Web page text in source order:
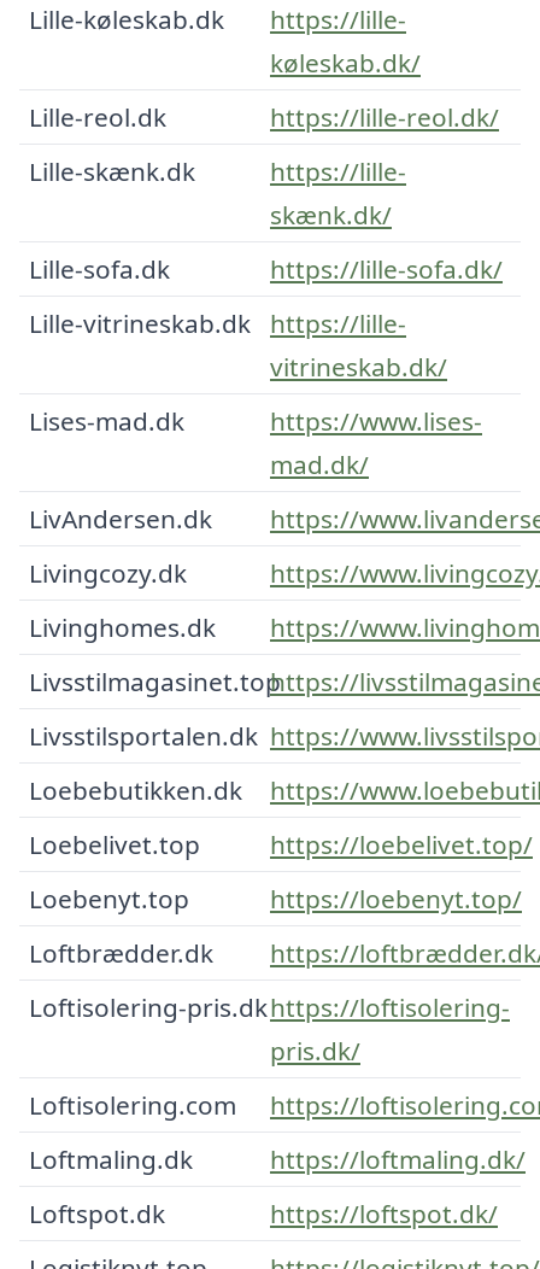
Lille-køleskab.dk
https://lille-
køleskab.dk/
Lille-reol.dk
https://lille-reol.dk/
Lille-skænk.dk
https://lille-
skænk.dk/
Lille-sofa.dk
https://lille-sofa.dk/
Lille-vitrineskab.dk
https://lille-
vitrineskab.dk/
Lises-mad.dk
https://www.lises-
mad.dk/
LivAndersen.dk
https://
Livingcozy.dk
https://
Livinghomes.dk
https://
Livsstilmagasinet.tophttps://
Livsstilsportalen.dk https://
Loebebutikken.dk
https://
Loebelivet.top
https://loebelivet.top/
Loebenyt.top
https://loebenyt.top/
Loftbrædder.dk
https://
Loftisolering-pris.dkhttps://loftisolering-
pris.dk/
Loftisolering.com
https://
Loftmaling.dk
https://loftmaling.dk/
Loftspot.dk
https://loftspot.dk/